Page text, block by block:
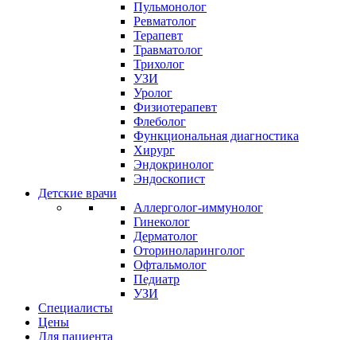
Пульмонолог
Ревматолог
Терапевт
Травматолог
Трихолог
УЗИ
Уролог
Физиотерапевт
Флеболог
Функциональная диагностика
Хирург
Эндокринолог
Эндоскопист
Детские врачи
Аллерголог-иммунолог
Гинеколог
Дерматолог
Оториноларинголог
Офтальмолог
Педиатр
УЗИ
Специалисты
Цены
Для пациента